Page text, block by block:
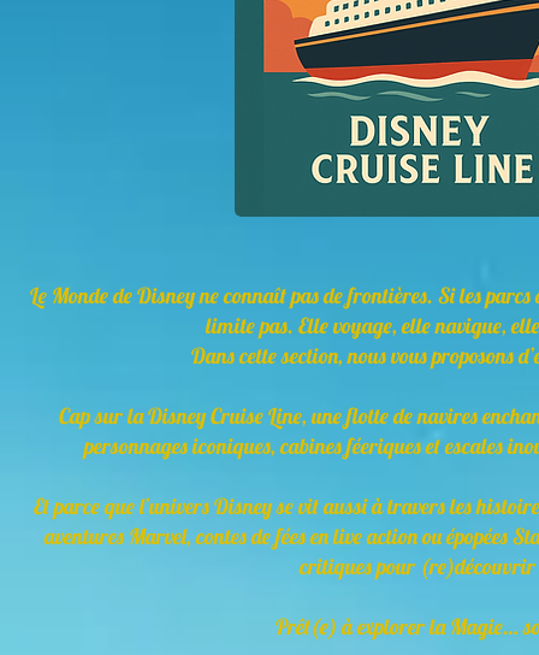
Le Monde de Disney ne connaît pas de frontières. Si les
limite pas. Elle voyage, elle navigue,
Dans cette section, nous vous proposons
Cap sur la Disney Cruise Line, une flotte de navires
personnages iconiques, cabines féeriques et escales
Et parce que l’univers Disney se vit aussi à travers les
aventures Marvel, contes de fées en live action ou épopées
critiques pour (re)découvrir
Prêt(e) à explorer la Magie…